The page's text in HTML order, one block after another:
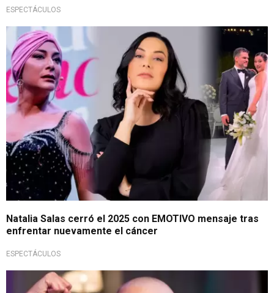
ESPECTÁCULOS
Mensaje de fortaleza
Natalia Salas cerró el 2025 con EMOTIVO mensaje tras
enfrentar nuevamente el cáncer
ESPECTÁCULOS
Hallazgo que encendió las alarmas